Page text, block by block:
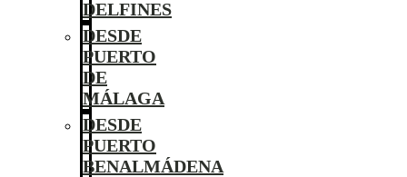
DELFINES
DESDE
PUERTO
DE
MÁLAGA
DESDE
PUERTO
BENALMÁDENA